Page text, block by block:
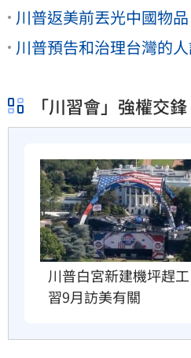
川普返美前丟光中國物
川普預告和治理台灣的
「川習會」強權交鋒
川普白宮新建機坪趕
習9月訪美有關